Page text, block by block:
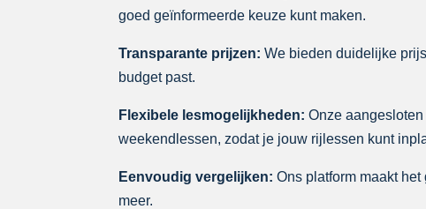
goed geïnformeerde keuze kunt maken.
Transparante prijzen: We bieden duidelijke
budget past.
Flexibele lesmogelijkheden: Onze
weekendlessen, zodat je jouw rijlessen kunt
Eenvoudig vergelijken: Ons platform maakt
meer.